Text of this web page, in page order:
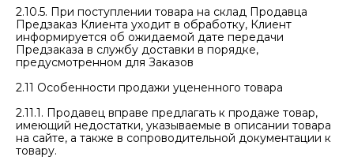
2.10.5. При поступлении товара на склад Продавца
Предзаказ Клиента уходит в обработку, Клиент
информируется об ожидаемой дате передачи
Предзаказа в службу доставки в порядке,
предусмотренном для Заказов
2.11 Особенности продажи уцененного товара
2.11.1. Продавец вправе предлагать к продаже товар,
имеющий недостатки, указываемые в описании товара
на сайте, а также в сопроводительной документации к
товару.